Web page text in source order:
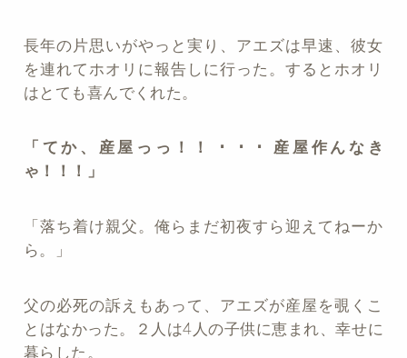
長年の片思いがやっと実り、アエズは早速、彼女
を連れてホオリに報告しに行った。するとホオリ
はとても喜んでくれた。
「てか、産屋っっ！！ ･ ･ ･ 産屋作んなき
ゃ！！！」
「落ち着け親父。俺らまだ初夜すら迎えてねーか
ら。」
父の必死の訴えもあって、アエズが産屋を覗くこ
とはなかった。２人は4人の子供に恵まれ、幸せに
暮らした。